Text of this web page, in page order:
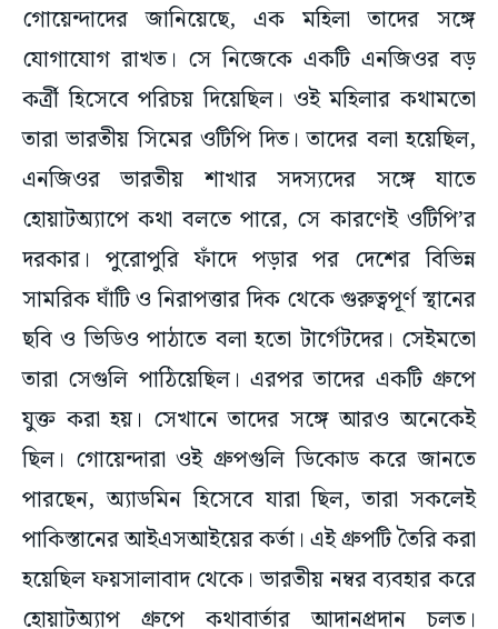
গোয়েন্দাদের জানিয়েছে, এক মহিলা তাদের সঙ্গে
যোগাযোগ রাখত। সে নিজেকে একটি এনজিওর বড়
কর্ত্রী হিসেবে পরিচয় দিয়েছিল। ওই মহিলার কথামতো
তারা ভারতীয় সিমের ওটিপি দিত। তাদের বলা হয়েছিল,
এনজিওর ভারতীয় শাখার সদস্যদের সঙ্গে যাতে
হোয়াটঅ্যাপে কথা বলতে পারে, সে কারণেই ওটিপি’র
দরকার। পুরোপুরি ফাঁদে পড়ার পর দেশের বিভিন্ন
সামরিক ঘাঁটি ও নিরাপত্তার দিক থেকে গুরুত্বপূর্ণ স্থানের
ছবি ও ভিডিও পাঠাতে বলা হতো টার্গেটদের। সেইমতো
তারা সেগুলি পাঠিয়েছিল। এরপর তাদের একটি গ্রুপে
যুক্ত করা হয়। সেখানে তাদের সঙ্গে আরও অনেকেই
ছিল। গোয়েন্দারা ওই গ্রুপগুলি ডিকোড করে জানতে
পারছেন, অ্যাডমিন হিসেবে যারা ছিল, তারা সকলেই
পাকিস্তানের আইএসআইয়ের কর্তা। এই গ্রুপটি তৈরি করা
হয়েছিল ফয়সালাবাদ থেকে। ভারতীয় নম্বর ব্যবহার করে
হোয়াটঅ্যাপ গ্রুপে কথাবার্তার আদানপ্রদান চলত।